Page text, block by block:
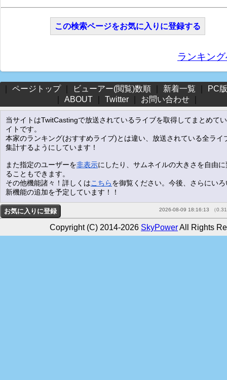
この検索ページをお気に入りに登録する
ランキン
ページトップ｜ ビューアー(閲覧)数順｜ 新着一覧
PC
ABOUT｜ Twitter｜ お問い合わせ｜
当サイトはTwitCastingで放送されているライブを取得してまとめて
イトです。
本家のランキング(おすすめライブ)とは違い、放送されている全ライ
集計するようにしています！
また指定のユーザーを非表示にしたり、サムネイルの大きさを自由
ることもできます。
その他機能諸々！詳しくはこちらを御覧ください。今後、さらにい
新機能の追加を予定しています！！
2026-08-09 18:16:13 （
Copyright (C) 2014-2026 SkyPowerAll Rights